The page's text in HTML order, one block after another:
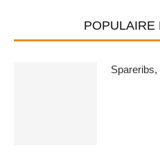
POPULAIRE